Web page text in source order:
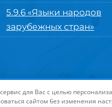
5.9.6 «Языки народов
зарубежных стран»
| Иконки разработаны студией
для Вас с целью
сайтом без изменения